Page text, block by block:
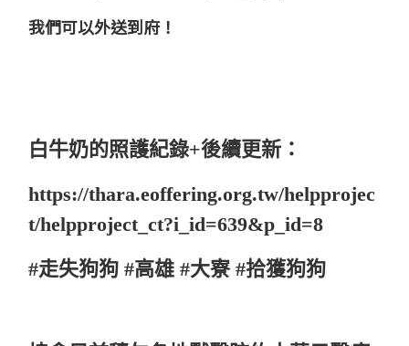
我們可以外送到府！
白牛奶的照護紀錄+後續更新：
https://thara.eoffering.org.tw/helpprojec
t/helpproject_ct?i_id=639&p_id=8
#走失狗狗 #高雄 #大寮 #拾獲狗狗